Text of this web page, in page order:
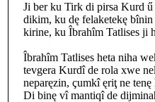
Ji ber ku Tirk di pirsa Kurd
dikim, ku dę felaketekę
kirine, ku Îbrahîm Tatlises ji
Îbrahîm Tatlises heta niha
tevgera Kurdî de rola xwe
neparęzin, çumkî ęriţ ne
Di binę vî mantiqî de